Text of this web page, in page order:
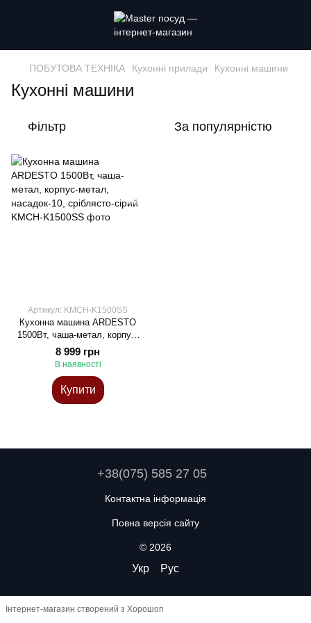
ПОБУТОВА ТЕХНІКА Кухонні прилади Кухонні машини
Кухонні машини
Фільтр За популярністю
Артикул: KMCH-K1500SS
Кухонна машина ARDESTO
1500Вт, чаша-метал, корпус-
метал, насадок-10, сріблясто-
сірий
8 999 грн
В наявності
Купити
+38(075) 585 27 05
Контактна інформація
Повна версія сайту
© 2026
Укр Рус
Інтернет-магазин створений з Хорошоп